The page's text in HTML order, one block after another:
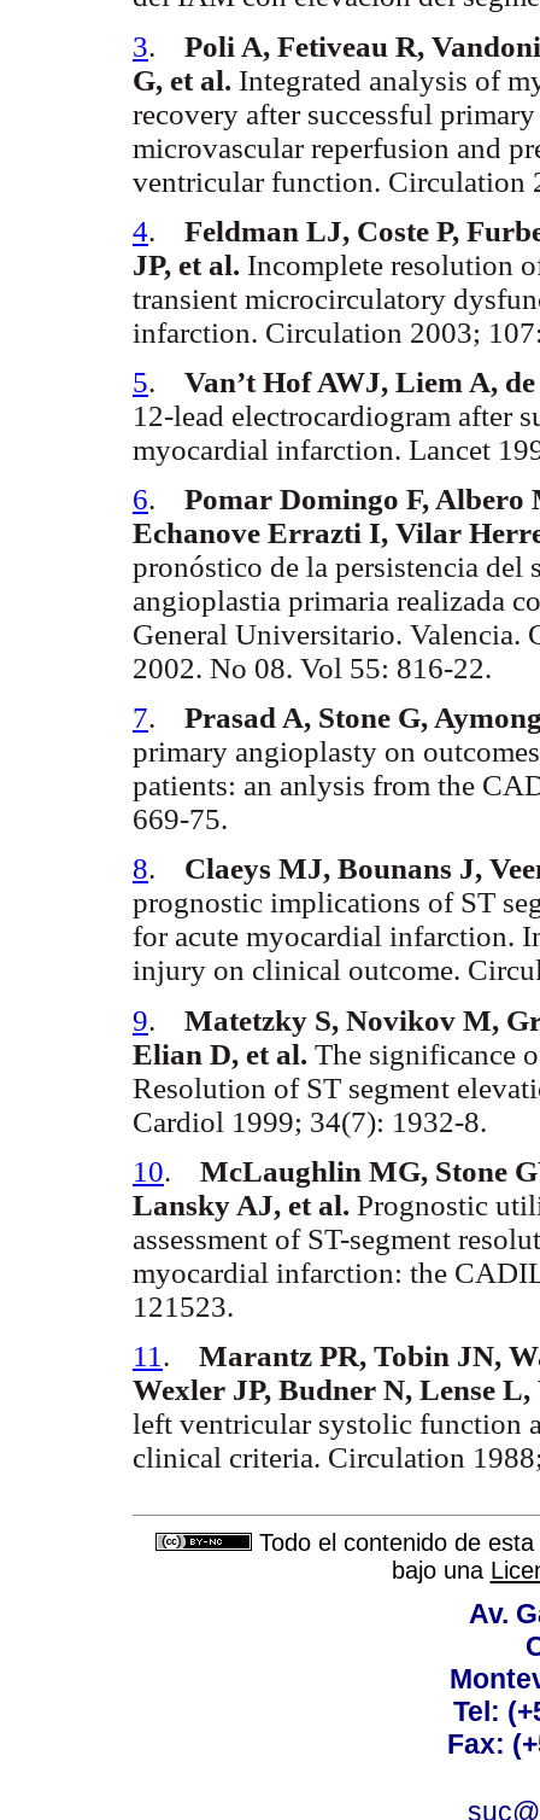
3. Poli A, Fetiveau R,
G, et al. Integrated analysis of
recovery after successful
microvascular reperfusion and
ventricular function. Circulation
4. Feldman LJ, Coste P,
JP, et al. Incomplete resolution
transient microcirculatory
infarction. Circulation 2003;
5. Van’t Hof AWJ, Liem A,
12-lead electrocardiogram after
myocardial infarction. Lancet
6. Pomar Domingo F, Albero
Echanove Errazti I, Vilar
pronóstico de la persistencia del
angioplastia primaria realizada
General Universitario.
2002. No 08. Vol 55: 816-22.
7. Prasad A, Stone G,
primary angioplasty on
patients: an anlysis from the
669-75.
8. Claeys MJ, Bounans J,
prognostic implications of ST
for acute myocardial infarction.
injury on clinical outcome.
9. Matetzky S, Novikov M,
Elian D, et al. The significance
Resolution of ST segment
Cardiol 1999; 34(7): 1932-8.
10. McLaughlin MG, Stone
Lansky AJ, et al. Prognostic
assessment of ST-segment
myocardial infarction: the
121523.
11 . Marantz PR, Tobin JN,
Wexler JP, Budner N, Lense L,
left ventricular systolic function
clinical criteria. Circulation
Todo el contenido de
bajo una
Av.
Tel:
Fax: